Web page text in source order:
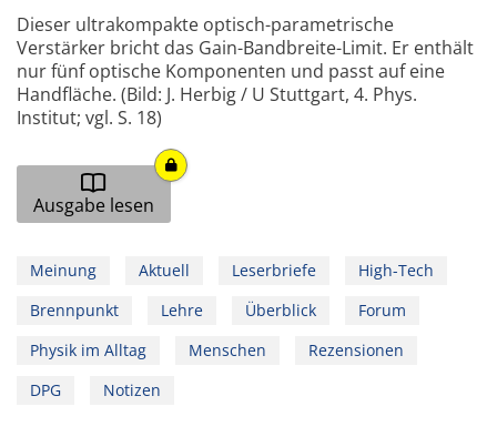
Dieser ultrakompakte optisch-­parametrische
Verstärker bricht das Gain-Bandbreite-Limit. Er ­enthält
nur fünf optische Komponenten und passt auf eine
Handfläche. (Bild: J. Herbig / U Stuttgart, 4. Phys.
Institut; vgl. S. 18)
Ausgabe lesen
Meinung Aktuell Leserbriefe
High-Tech
Brennpunkt
Lehre Überblick
Forum
Physik im Alltag
Menschen
Rezensionen
DPG
Notizen